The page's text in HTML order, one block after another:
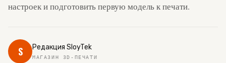
настроек и подготовить первую модель к печати.
S Редакция SloyTek
МАГАЗИН 3D-ПЕЧАТИ